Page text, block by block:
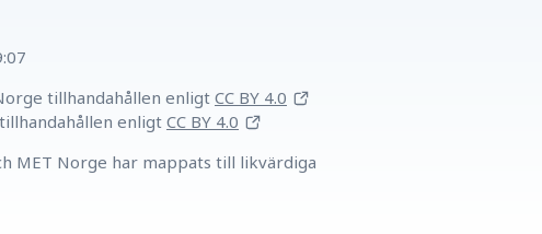
tillhandahållen enligt CC BY 4.0
enligt CC BY 4.0
MET Norge har mappats till likvärdiga